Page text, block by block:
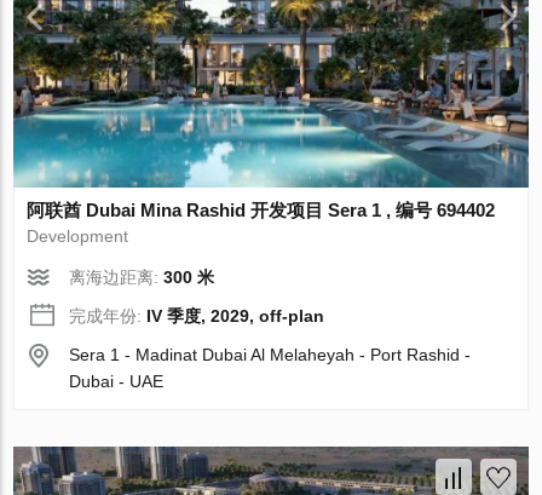
阿联酋 Dubai Mina Rashid 开发项目 Sera 1 , 编号 694402
Development
离海边距离:300 米
完成年份: IV 季度, 2029, off-plan
Sera 1 - Madinat Dubai Al Melaheyah - Port Rashid -
Dubai - UAE